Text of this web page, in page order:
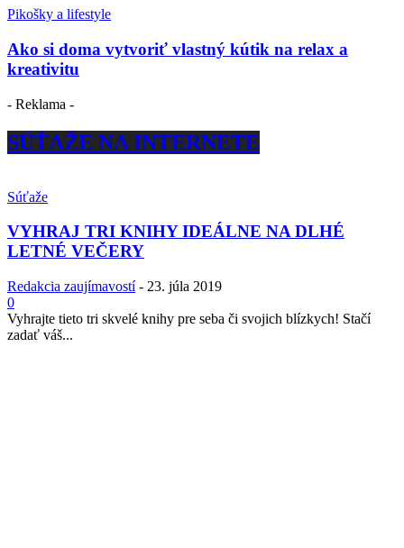
Pikošky a lifestyle
Ako si doma vytvoriť vlastný kútik na relax a
kreativitu
- Reklama -
SÚŤAŽE NA INTERNETE
Súťaže
VYHRAJ TRI KNIHY IDEÁLNE NA DLHÉ
LETNÉ VEČERY
Redakcia zaujímavostí - 23. júla 2019
0
Vyhrajte tieto tri skvelé knihy pre seba či svojich blízkych! Stačí
zadať váš...